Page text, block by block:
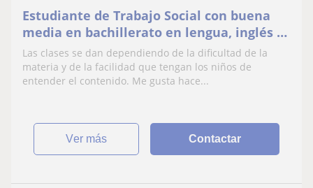
Estudiante de Trabajo Social con buena
media en bachillerato en lengua, inglés y
matemáticas.
Las clases se dan dependiendo de la dificultad de la
materia y de la facilidad que tengan los niños de
entender el contenido. Me gusta hace...
ver más Contactar